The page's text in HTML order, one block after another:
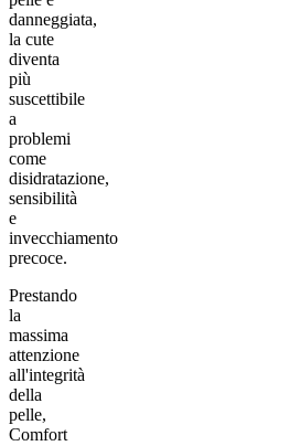
danneggiata,
la cute
diventa
più
suscettibile
a
problemi
come
disidratazione,
sensibilità
e
invecchiamento
precoce.
Prestando
la
massima
attenzione
all'integrità
della
pelle,
Comfort